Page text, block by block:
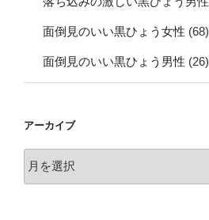
面倒見のいい黒ひょう女性 (68)
面倒見のいい黒ひょう男性 (26)
アーカイブ
ー